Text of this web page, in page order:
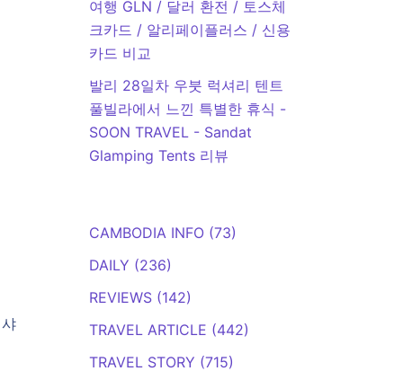
여행 GLN / 달러 환전 / 토스체
크카드 / 알리페이플러스 / 신용
카드 비교
발리 28일차 우붓 럭셔리 텐트
풀빌라에서 느낀 특별한 휴식 -
SOON TRAVEL- Sandat
Glamping Tents 리뷰
CAMBODIA INFO(73)
DAILY (236)
REVIEWS(142)
TRAVEL ARTICLE (442)
TRAVEL STORY (715)